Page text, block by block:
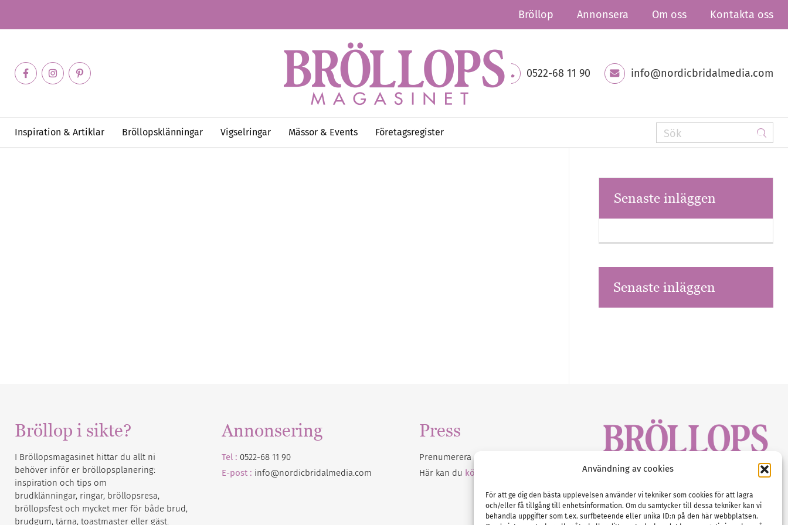
Användning av cookies
För att ge dig den bästa upplevelsen använder vi tekniker som cookies för att lagra
och/eller få tillgång till enhetsinformation. Om du samtycker till dessa tekniker kan vi
behandla uppgifter som t.ex. surfbeteende eller unika ID:n på den här webbplatsen.
Bröllop Annonsera Om oss Kontakta oss
0522-68 11 90 info@nordicbridalmedia.com
Inspiration & Artiklar Bröllopsklänningar Vigselringar Mässor & Events Företagsregister
Senaste inläggen
Senaste inläggen
Bröllop i sikte?
I Bröllopsmagasinet hittar du allt ni
behöver inför er bröllopsplanering:
inspiration och tips om
brudklänningar, ringar, bröllopsresa,
bröllopsfest och mycket mer för både brud,
brudgum, tärna, toastmaster eller gäst.
Annonsering
Tel : 0522-68 11 90
E-post : info@nordicbridalmedia.com
Press
Prenumerera på vårt
Här kan du köpa Bröllopsmagasinet
Tel :0522-68 11 90
E-post:info@nordicbridalmedia.com